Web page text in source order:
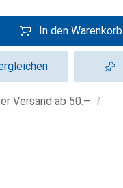
In den Warenkorb
Versand ab 50.– i